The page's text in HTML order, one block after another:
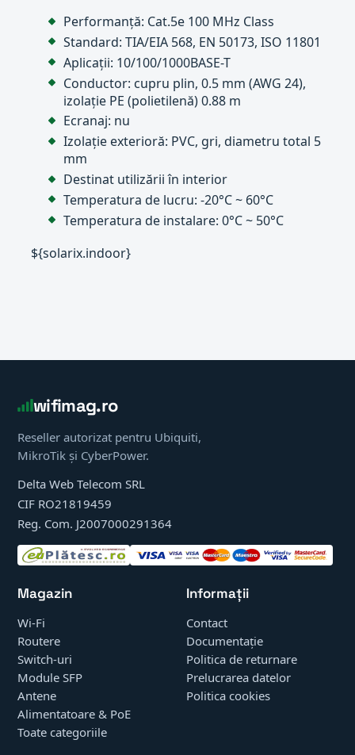
Performanță: Cat.5e 100 MHz Class
Standard: TIA/EIA 568, EN 50173, ISO 11801
Aplicații: 10/100/1000BASE-T
Conductor: cupru plin, 0.5 mm (AWG 24),
izolație PE (polietilenă) 0.88 m
Ecranaj: nu
Izolație exterioră: PVC, gri, diametru total 5
mm
Destinat utilizării în interior
Temperatura de lucru: -20°C ~ 60°C
Temperatura de instalare: 0°C ~ 50°C
${solarix.indoor}
wifimag.ro
Reseller autorizat pentru Ubiquiti,
MikroTik și CyberPower.
Delta Web Telecom SRL
CIF RO21819459
Reg. Com. J2007000291364
Magazin
Wi-Fi
Routere
Switch-uri
Module SFP
Antene
Alimentatoare & PoE
Toate categoriile
Informații
Contact
Documentație
Politica de returnare
Prelucrarea datelor
Politica cookies